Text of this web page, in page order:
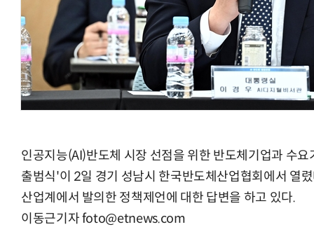
인공지능(AI)반도체 시장 선점을 위한 반도체기업과 수
출범식'이 2일 경기 성남시 한국반도체산업협회에서 열
산업계에서 발의한 정책제언에 대한 답변을 하고 있다.
이동근기자 foto@etnews.com
AI Native Enterprise를 지원하는 AI